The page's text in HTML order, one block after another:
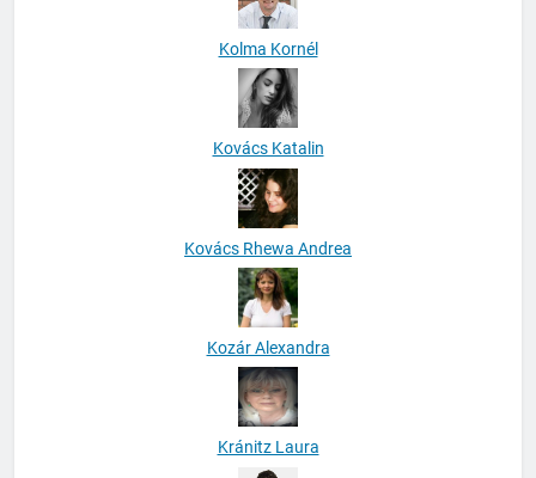
Kolma Kornél
Kovács Katalin
Kovács Rhewa Andrea
Kozár Alexandra
Kránitz Laura